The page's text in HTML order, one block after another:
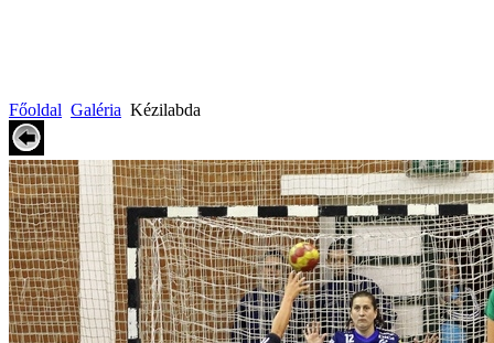
Főoldal Galéria Kézilabda